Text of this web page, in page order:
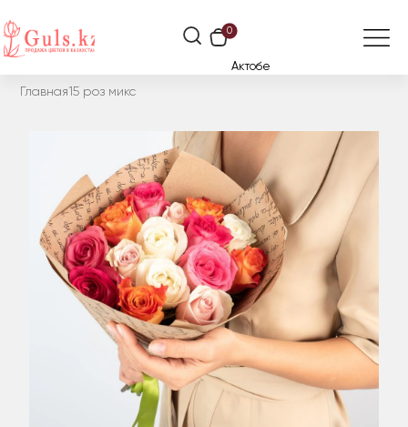
0
Актобе
Главная15 роз микс